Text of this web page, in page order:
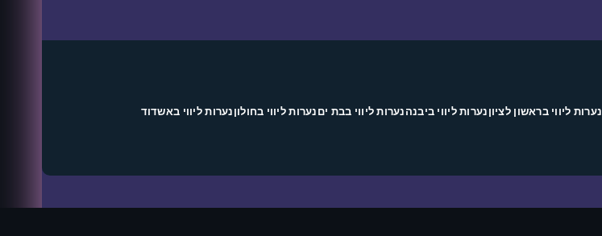
נערות ליווי בראשון לציוןנערות ליווי ביבנהנערות ליווי בבת יםנערות ליווי בחולוןנערות ליווי באשדוד